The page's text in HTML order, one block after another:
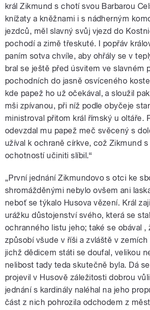
král Zikmund s chotí svou Barbarou
knížaty a kněžnami i s nádherným
jezdců, měl slavný svůj vjezd do
pochodí a zimě třeskuté. I popřáv
paním sotva chvíle, aby ohřály se v
bral se ještě před úsvitem ve slavném
pochodních do jasně osvíceného
kde papež ho už očekával, a sloužil
mši zpívanou, při níž podle obyčeje
ministroval přitom král římský u oltáře.
odevzdal mu papež meč svěcený s
užíval k ochraně církve, což Zikmund
ochotností učiniti slíbil.“
„První jednání Zikmundovo s otci ke
shromážděnými nebylo ovšem ani
neboť se týkalo Husova vězení. Král
urážku důstojenství svého, která se
ochranného listu jeho; také se obával ,
způsobí všude v říši a zvláště v
jichž dědicem státi se doufal, velikou
nelibost tady teda skutečně byla. Dá
projevil v Husově záležitosti dobrou
jednání s kardinály naléhal na jeho
část z nich pohrozila odchodem z